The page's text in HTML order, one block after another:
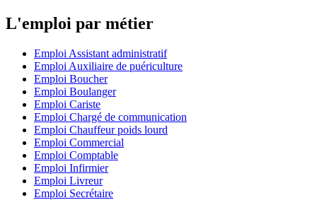
L'emploi par métier
Emploi Assistant administratif
Emploi Auxiliaire de puériculture
Emploi Boucher
Emploi Boulanger
Emploi Cariste
Emploi Chargé de communication
Emploi Chauffeur poids lourd
Emploi Commercial
Emploi Comptable
Emploi Infirmier
Emploi Livreur
Emploi Secrétaire